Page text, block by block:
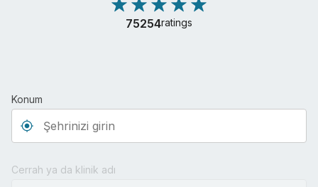
75254ratings
Konum
Cerrah ya da klinik adı